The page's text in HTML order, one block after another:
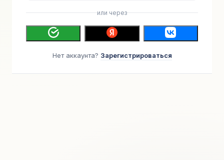
или через
Нет аккаунта? Зарегистрироваться